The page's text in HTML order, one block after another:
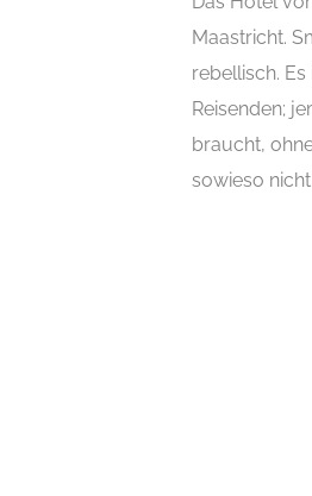
Maastricht.
rebellisch.
Reisenden;
braucht,
sowieso